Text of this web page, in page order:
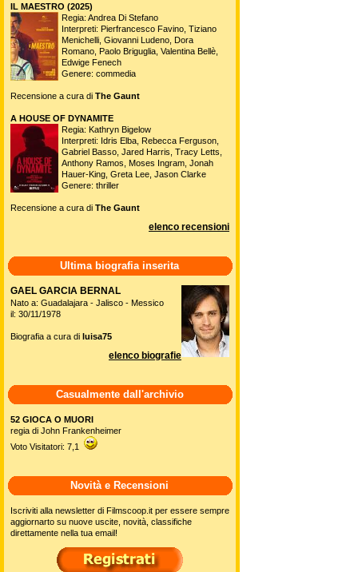
IL MAESTRO (2025)
Regia: Andrea Di Stefano
Interpreti: Pierfrancesco Favino, Tiziano
Menichelli, Giovanni Ludeno, Dora
Romano, Paolo Briguglia, Valentina Bellè,
Edwige Fenech
Genere: commedia
Recensione a cura di The Gaunt
A HOUSE OF DYNAMITE
Regia: Kathryn Bigelow
Interpreti: Idris Elba, Rebecca Ferguson,
Gabriel Basso, Jared Harris, Tracy Letts,
Anthony Ramos, Moses Ingram, Jonah
Hauer-King, Greta Lee, Jason Clarke
Genere: thriller
Recensione a cura di The Gaunt
elenco recensioni
Ultima biografia inserita
GAEL GARCIA BERNAL
Nato a: Guadalajara - Jalisco - Messico
il: 30/11/1978
Biografia a cura di luisa75
elenco biografie
Casualmente dall'archivio
52 GIOCA O MUORI
regia di John Frankenheimer
Voto Visitatori: 7,1
Novità e Recensioni
Iscriviti alla newsletter di Filmscoop.it per essere sempre
aggiornarto su nuove uscite, novità, classifiche
direttamente nella tua email!